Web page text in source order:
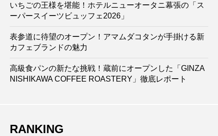
いちごの王様を堪能！ホテルニューオータニ幕張の「ス
ーパースイーツビュッフェ2026」
表参道に待望のオープン！アマムダコタンが手掛ける新
カフェブランドの魅力
高級食パンの新たな挑戦！蔵前にオープンした「GINZA
NISHIKAWA COFFEE ROASTERY」徹底レポート
RANKING